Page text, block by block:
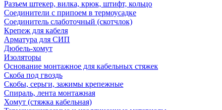
Разъем штекер, вилка, крюк, штифт, кольцо
Соединители с припоем в термоусадке
Соединитель слаботочный (скотчлок)
Крепеж для кабеля
Арматура для СИП
Дюбель-хомут
Изоляторы
Основание монтажное для кабельных стяжек
Скоба под гвоздь
Скобы, серьги, зажимы крепежные
Спираль, лента монтажная
Хомут (стяжка кабельная)